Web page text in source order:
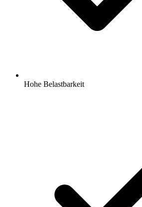
Hohe Belastbarkeit